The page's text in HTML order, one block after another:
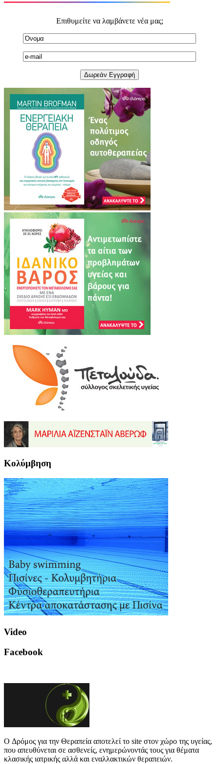
Επιθυμείτε να λαμβάνετε νέα μας;
Κολύμβηση
Video
Facebook
O Δρόμος για την Θεραπεία αποτελεί το site στον χώρο της υγείας,
που απευθύνεται σε ασθενείς, ενημερώνοντάς τους για θέματα
κλασικής ιατρικής αλλά και εναλλακτικών θεραπειών.